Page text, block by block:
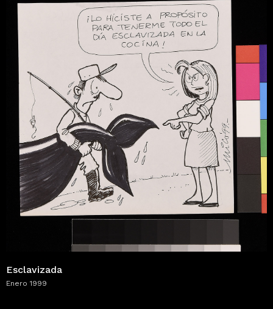
Esclavizada
Enero 1999